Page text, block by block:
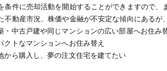
件に売却活動を開始することができますので、
動産市況、株価や金融が不安定な傾向にあるが
古戸建や同じマンションの広い部屋へお住み
なマンションへお住み替え
購入し、夢の注文住宅を建てたい